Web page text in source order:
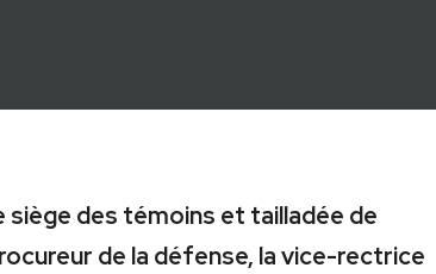
siège des témoins et tailladée de
de la défense, la vice-rectrice